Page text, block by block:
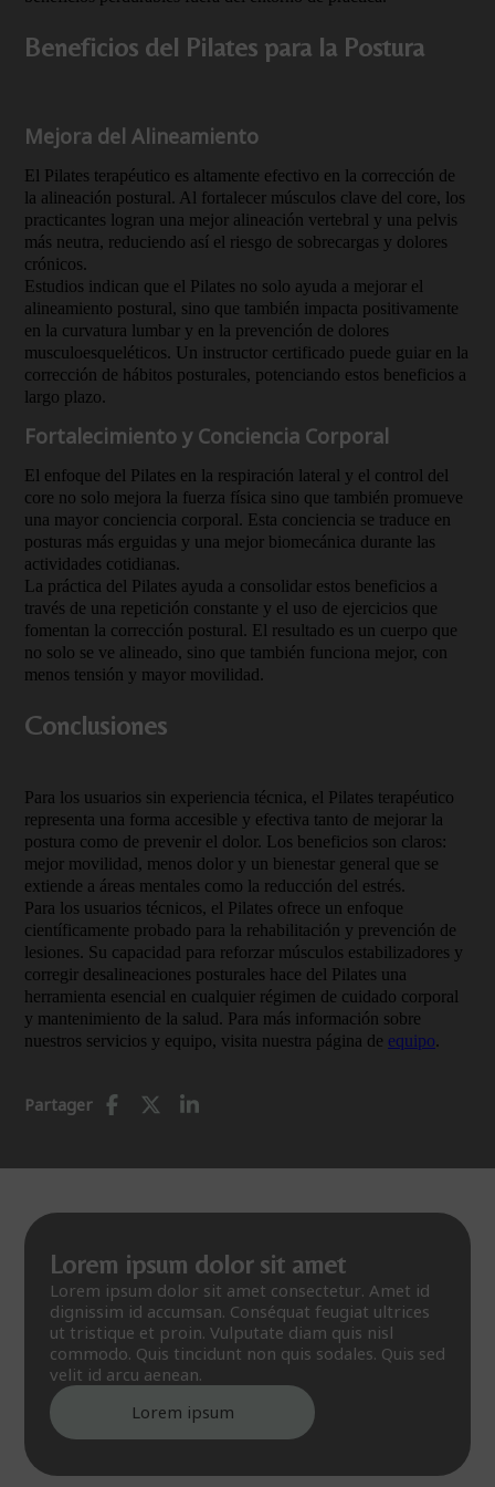
Beneficios del Pilates para la Postura
Mejora del Alineamiento
El Pilates terapéutico es altamente efectivo en la corrección de
la alineación postural. Al fortalecer músculos clave del core, los
practicantes logran una mejor alineación vertebral y una pelvis
más neutra, reduciendo así el riesgo de sobrecargas y dolores
crónicos.
Estudios indican que el Pilates no solo ayuda a mejorar el
alineamiento postural, sino que también impacta positivamente
en la curvatura lumbar y en la prevención de dolores
musculoesqueléticos. Un instructor certificado puede guiar en la
corrección de hábitos posturales, potenciando estos beneficios a
largo plazo.
Fortalecimiento y Conciencia Corporal
El enfoque del Pilates en la respiración lateral y el control del
core no solo mejora la fuerza física sino que también promueve
una mayor conciencia corporal. Esta conciencia se traduce en
posturas más erguidas y una mejor biomecánica durante las
actividades cotidianas.
La práctica del Pilates ayuda a consolidar estos beneficios a
través de una repetición constante y el uso de ejercicios que
fomentan la corrección postural. El resultado es un cuerpo que
no solo se ve alineado, sino que también funciona mejor, con
menos tensión y mayor movilidad.
Conclusiones
Para los usuarios sin experiencia técnica, el Pilates terapéutico
representa una forma accesible y efectiva tanto de mejorar la
postura como de prevenir el dolor. Los beneficios son claros:
mejor movilidad, menos dolor y un bienestar general que se
extiende a áreas mentales como la reducción del estrés.
Para los usuarios técnicos, el Pilates ofrece un enfoque
científicamente probado para la rehabilitación y prevención de
lesiones. Su capacidad para reforzar músculos estabilizadores y
corregir desalineaciones posturales hace del Pilates una
herramienta esencial en cualquier régimen de cuidado corporal
y mantenimiento de la salud. Para más información sobre
nuestros servicios y equipo, visita nuestra página de equipo.
Partager
Lorem ipsum dolor sit amet
Lorem ipsum dolor sit amet consectetur. Amet id
dignissim id accumsan. Conséquat feugiat ultrices
ut tristique et proin. Vulputate diam quis nisl
commodo. Quis tincidunt non quis sodales. Quis sed
velit id arcu aenean.
Lorem ipsum